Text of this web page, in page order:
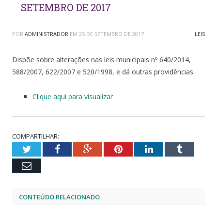
SETEMBRO DE 2017
POR ADMINISTRADOR EM 25 DE SETEMBRO DE 2017 LEIS
Dispõe sobre alterações nas leis municipais nº 640/2014,
588/2007, 622/2007 e 520/1998, e dá outras providências.
Clique aqui para visualizar
COMPARTILHAR:
TwitterFacebookGoogle+PinterestLinkedInTumblr
Email
CONTEÚDO RELACIONADO